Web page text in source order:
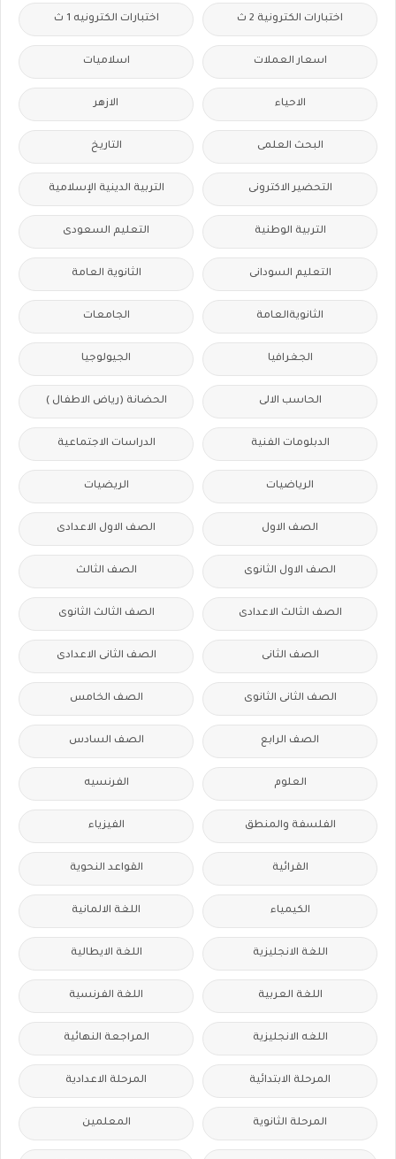
اختبارات الكترونية 2 ث اختبارات الكترونيه 1 ث
اسعار العملات اسلاميات
الاحياء الازهر
البحث العلمى التاريخ
التحضير الاكترونى التربية الدينية الإسلامية
التربية الوطنية التعليم السعودى
التعليم السودانى الثانوية العامة
الثانويةالعامة الجامعات
الجغرافيا الجيولوجيا
الحاسب الالى الحضانة (رياض الاطفال )
الدبلومات الفنية الدراسات الاجتماعية
الرياضيات الريضيات
الصف الاول الصف الاول الاعدادى
الصف الاول الثانوى الصف الثالث
الصف الثالث الاعدادى الصف الثالث الثانوى
الصف الثانى الصف الثانى الاعدادى
الصف الثانى الثانوى الصف الخامس
الصف الرابع الصف السادس
العلوم الفرنسيه
الفلسفة والمنطق الفيزياء
القرائية القواعد النحوية
الكيمياء اللغة الالمانية
اللغة الانجليزية اللغة الايطالية
اللغة العربية اللغة الفرنسية
اللغه الانجليزية المراجعة النهائية
المرحلة الابتدائية المرحلة الاعدادية
المرحلة الثانوية المعلمين